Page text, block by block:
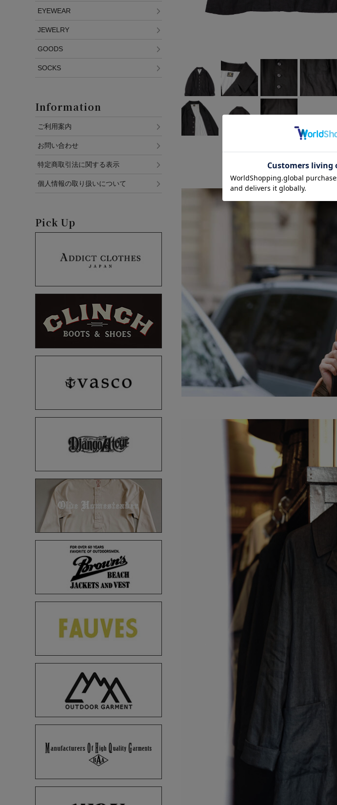
劇映画 孤独のグルメ
EYEWEAR
JEWELRY
GOODS
SOCKS
Information
ご利用案内
お問い合わせ
特定商取引法に関する表示
個人情報の取り扱いについて
Pick Up